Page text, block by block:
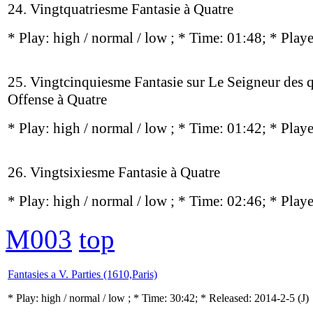
24. Vingtquatriesme Fantasie à Quatre
* Play: high / normal / low ; * Time: 01:48; *
25. Vingtcinquiesme Fantasie sur Le Seigneur des
Offense à Quatre
* Play: high / normal / low ; * Time: 01:42; *
26. Vingtsixiesme Fantasie à Quatre
* Play: high / normal / low ; * Time: 02:46; *
M003 top
Fantasies a V. Parties (1610,Paris)
* Play: high / normal / low ; * Time: 30:42; * Released: 2014-2-5 (J)